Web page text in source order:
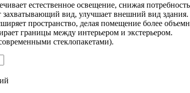
естественное освещение, снижая
захватывающий вид, улучшает внешний вид здания.
пространство, делая помещение более
границы между интерьером и экстерьером.
стеклопакетами).